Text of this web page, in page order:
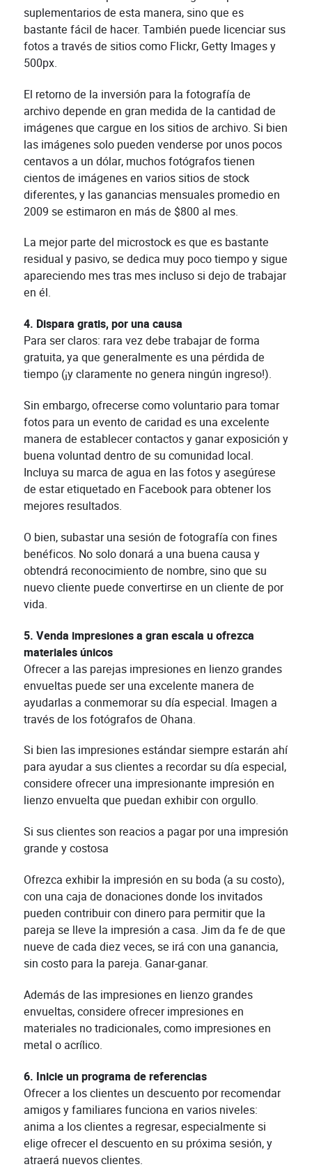
suplementarios de esta manera, sino que es
bastante fácil de hacer. También puede licenciar sus
fotos a través de sitios como Flickr, Getty Images y
500px.
El retorno de la inversión para la fotografía de
archivo depende en gran medida de la cantidad de
imágenes que cargue en los sitios de archivo. Si bien
las imágenes solo pueden venderse por unos pocos
centavos a un dólar, muchos fotógrafos tienen
cientos de imágenes en varios sitios de stock
diferentes, y las ganancias mensuales promedio en
2009 se estimaron en más de $800 al mes.
La mejor parte del microstock es que es bastante
residual y pasivo, se dedica muy poco tiempo y sigue
apareciendo mes tras mes incluso si dejo de trabajar
en él.
4. Dispara gratis, por una causa
Para ser claros: rara vez debe trabajar de forma
gratuita, ya que generalmente es una pérdida de
tiempo (¡y claramente no genera ningún ingreso!).
Sin embargo, ofrecerse como voluntario para tomar
fotos para un evento de caridad es una excelente
manera de establecer contactos y ganar exposición y
buena voluntad dentro de su comunidad local.
Incluya su marca de agua en las fotos y asegúrese
de estar etiquetado en Facebook para obtener los
mejores resultados.
O bien, subastar una sesión de fotografía con fines
benéficos. No solo donará a una buena causa y
obtendrá reconocimiento de nombre, sino que su
nuevo cliente puede convertirse en un cliente de por
vida.
5. Venda impresiones a gran escala u ofrezca
materiales únicos
Ofrecer a las parejas impresiones en lienzo grandes
envueltas puede ser una excelente manera de
ayudarlas a conmemorar su día especial. Imagen a
través de los fotógrafos de Ohana.
Si bien las impresiones estándar siempre estarán ahí
para ayudar a sus clientes a recordar su día especial,
considere ofrecer una impresionante impresión en
lienzo envuelta que puedan exhibir con orgullo.
Si sus clientes son reacios a pagar por una impresión
grande y costosa
Ofrezca exhibir la impresión en su boda (a su costo),
con una caja de donaciones donde los invitados
pueden contribuir con dinero para permitir que la
pareja se lleve la impresión a casa. Jim da fe de que
nueve de cada diez veces, se irá con una ganancia,
sin costo para la pareja. Ganar-ganar.
Además de las impresiones en lienzo grandes
envueltas, considere ofrecer impresiones en
materiales no tradicionales, como impresiones en
metal o acrílico.
6. Inicie un programa de referencias
Ofrecer a los clientes un descuento por recomendar
amigos y familiares funciona en varios niveles:
anima a los clientes a regresar, especialmente si
elige ofrecer el descuento en su próxima sesión, y
atraerá nuevos clientes.